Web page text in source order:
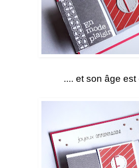
.... et son âge